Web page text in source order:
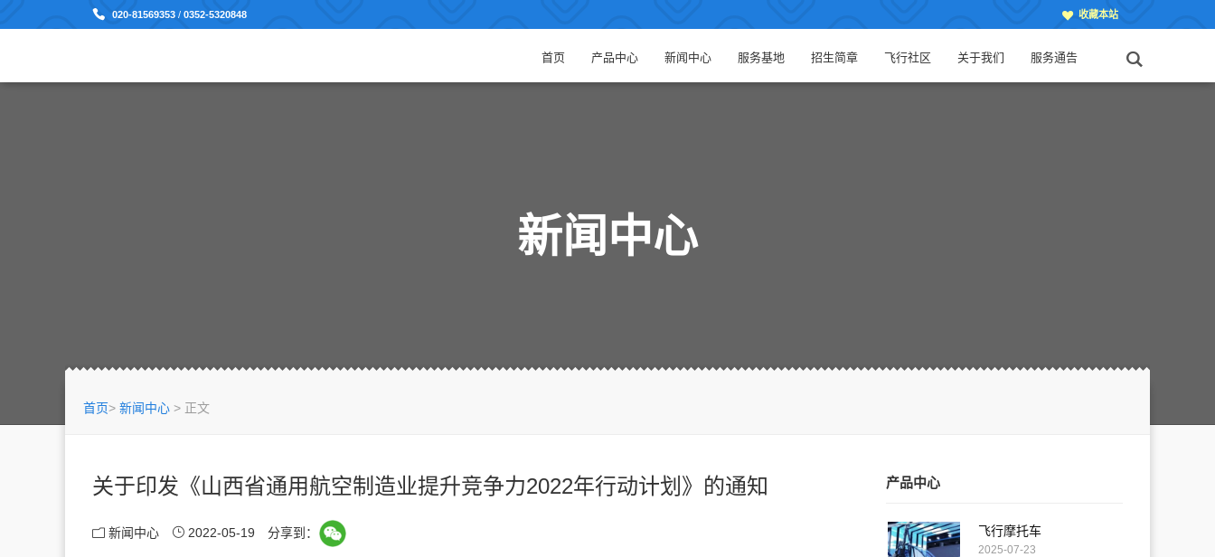
020-81569353 / 0352-5320848 收藏本站
首页 产品中心 新闻中心 服务基地 招生简章 飞行社区 关于我们 服务通告
新闻中心
首页> 新闻中心 > 正文
关于印发《山西省通用航空制造业提升竞争力2022年行动计划》的通知
新闻中心 2022-05-19 分享到：
产品中心
飞行摩托车
2025-07-23